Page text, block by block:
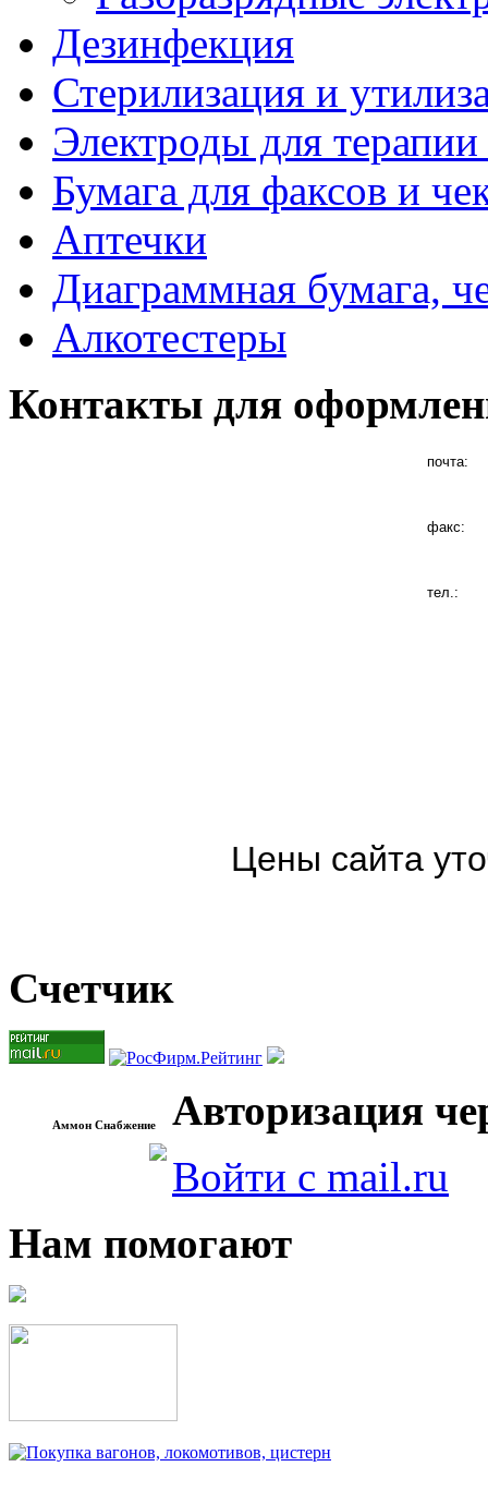
Дезинфекция
Стерилизация и
Электроды для
Бумага для факсов и
Аптечки
Диаграммная бумага,
Алкотестеры
Контакты для
почта:
факс:
тел.:
Цены сайта
Счетчик
Аммон Снабжение
Авторизация
Войти с mail.ru
Нам помогают